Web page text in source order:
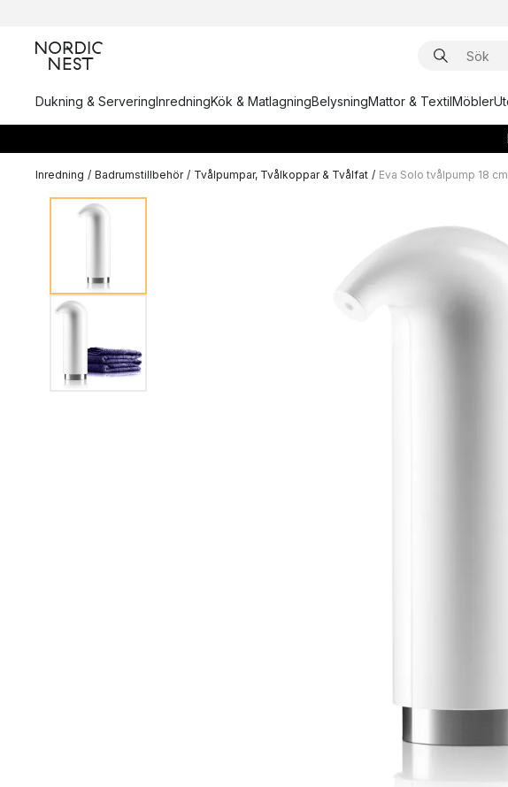
Dukning & ServeringInredningKök & MatlagningBelysningMattor & TextilMöbler
Inredning / Badrumstillbehör / Tvålpumpar, Tvålkoppar & Tvålfat / Eva Solo tvålpump 18 cm